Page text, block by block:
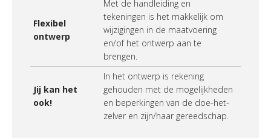
Flexibel
ontwerp
Met de handleiding en
tekeningen is het makkelijk om
wijzigingen in de maatvoering
en/of het ontwerp aan te
brengen.
Jij kan het
ook!
In het ontwerp is rekening
gehouden met de mogelijkheden
en beperkingen van de doe-het-
zelver en zijn/haar gereedschap.